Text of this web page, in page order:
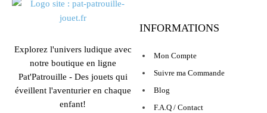
Explorez l'univers ludique avec
notre boutique en ligne
Pat'Patrouille - Des jouets qui
éveillent l'aventurier en chaque
enfant!
INFORMATIONS
Mon Compte
Suivre ma Commande
Blog
F.A.Q / Contact